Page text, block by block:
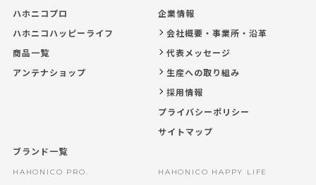
ハホニコプロ
ハホニコハッピーライフ
商品一覧
アンテナショップ
ブランド一覧
HAHONICO PRO. HAHONICO HAPPY LIFE
企業情報
会社概要・事業所・沿革
代表メッセージ
生産への取り組み
採用情報
プライバシーポリシー
サイトマップ